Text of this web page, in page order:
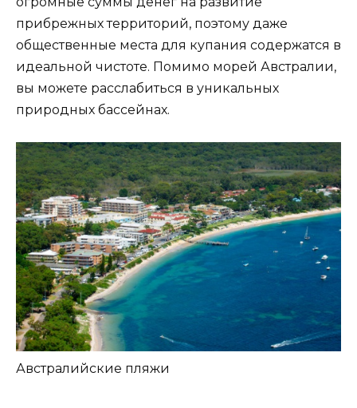
прибрежных территорий, поэтому даже
общественные места для купания содержатся в
идеальной чистоте. Помимо морей Австралии,
вы можете расслабиться в уникальных
природных бассейнах.
Австралийские пляжи